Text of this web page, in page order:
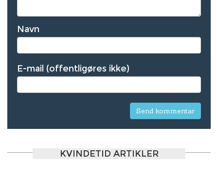
Navn
E-mail (offentligøres ikke)
KVINDETID ARTIKLER